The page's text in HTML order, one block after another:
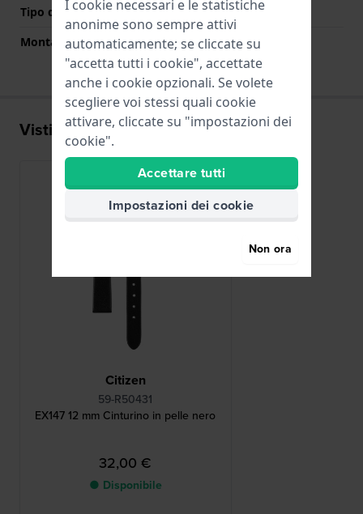
Tipo di montatura
Perni a molla
Montatura dritta
Si
Visti di recente
Citizen
59-R50431
EX147 12 mm Cinturino in pelle nero
32,00 €
● Disponibile
I cookie necessari e le statistiche
anonime sono sempre attivi
automaticamente; se cliccate su
"accetta tutti i cookie", accettate
anche i cookie opzionali. Se volete
scegliere voi stessi quali cookie
attivare, cliccate su "impostazioni dei
cookie".
Accettare tutti
Impostazioni dei cookie
Non ora